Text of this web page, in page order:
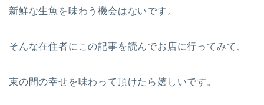
新鮮な生魚を味わう機会はないです。
そんな在住者にこの記事を読んでお店に行ってみて、
束の間の幸せを味わって頂けたら嬉しいです。